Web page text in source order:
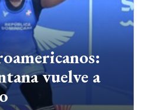
vuelve a